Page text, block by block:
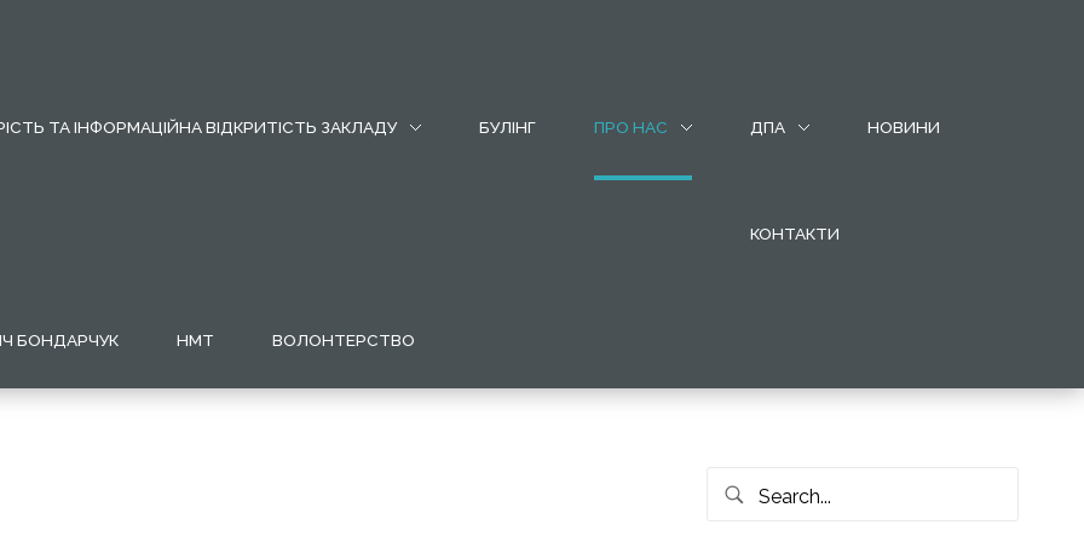
ТА ІНФОРМАЦІЙНА ВІДКРИТІСТЬ ЗАКЛАДУ БУЛІНГ ПРО НАС ДПА НОВИНИ
КОНТАКТИ
БОНДАРЧУК НМТ ВОЛОНТЕРСТВО